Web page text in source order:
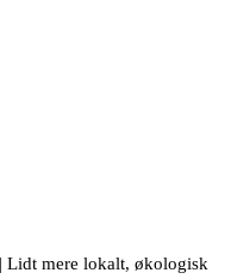
Lidt mere lokalt, økologisk